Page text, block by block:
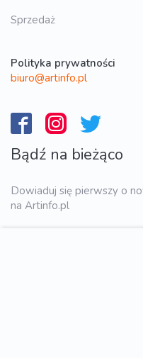
Sprzedaż
Polityka prywatności
biuro@artinfo.pl
Bądź na bieżąco
Dowiaduj się pierwszy o
na Artinfo.pl